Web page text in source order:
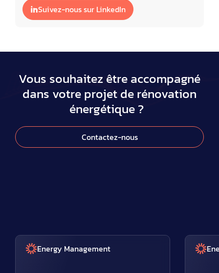
Suivez-nous sur LinkedIn
Vous souhaitez être accompagné
dans votre projet de rénovation
énergétique ?
Contactez-nous
Energy Management